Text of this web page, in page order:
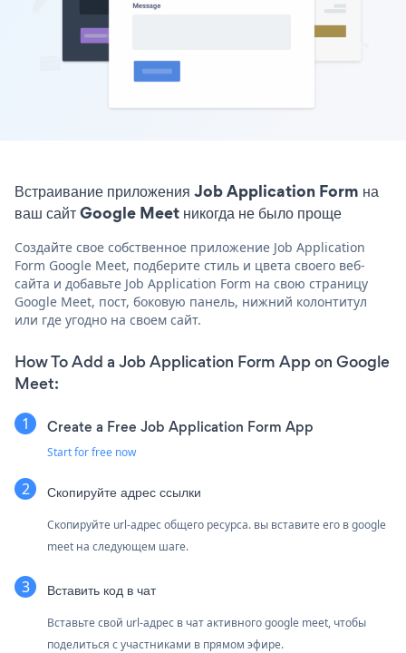
Встраивание приложения Job Application Form на
ваш сайт Google Meet никогда не было проще
Создайте свое собственное приложение Job Application
Form Google Meet, подберите стиль и цвета своего веб-
сайта и добавьте Job Application Form на свою страницу
Google Meet, пост, боковую панель, нижний колонтитул
или где угодно на своем сайт.
How To Add a Job Application Form App on Google
Meet:
Create a Free Job Application Form App
Start for free now
Скопируйте адрес ссылки
Скопируйте url-адрес общего ресурса. вы вставите его в google
meet на следующем шаге.
Вставить код в чат
Вставьте свой url-адрес в чат активного google meet, чтобы
поделиться с участниками в прямом эфире.